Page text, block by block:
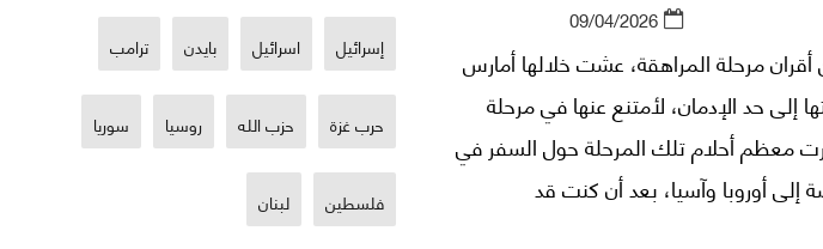
09/04/2026
مرحلة المراهقة، عشت خلالها أمارس
إلى حد الإدمان، لأمتنع عنها في مرحلة
معظم أحلام تلك المرحلة حول السفر في
إلى أوروبا وآسيا، بعد أن كنت قد
إسرائيل اسرائيل بايدن ترامب
حرب غزة حزب الله روسيا سوريا
فلسطين لبنان